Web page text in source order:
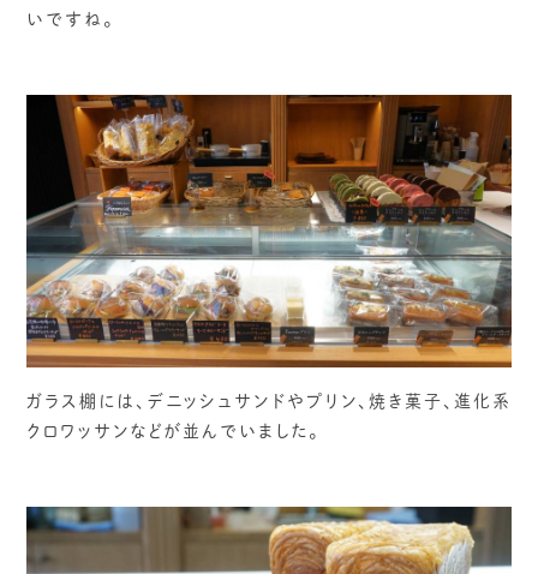
いですね。
ガラス棚には、デニッシュサンドやプリン、焼き菓子、進化系
クロワッサンなどが並んでいました。